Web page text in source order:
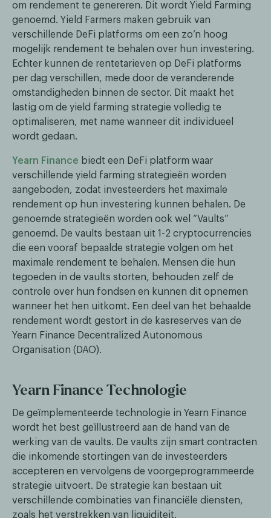
om rendement te genereren. Dit wordt Yield Farming
genoemd. Yield Farmers maken gebruik van
verschillende DeFi platforms om een zo’n hoog
mogelijk rendement te behalen over hun investering.
Echter kunnen de rentetarieven op DeFi platforms
per dag verschillen, mede door de veranderende
omstandigheden binnen de sector. Dit maakt het
lastig om de yield farming strategie volledig te
optimaliseren, met name wanneer dit individueel
wordt gedaan.
Yearn Finance biedt een DeFi platform waar
verschillende yield farming strategieën worden
aangeboden, zodat investeerders het maximale
rendement op hun investering kunnen behalen. De
genoemde strategieën worden ook wel “Vaults”
genoemd. De vaults bestaan uit 1-2 cryptocurrencies
die een vooraf bepaalde strategie volgen om het
maximale rendement te behalen. Mensen die hun
tegoeden in de vaults storten, behouden zelf de
controle over hun fondsen en kunnen dit opnemen
wanneer het hen uitkomt. Een deel van het behaalde
rendement wordt gestort in de kasreserves van de
Yearn Finance Decentralized Autonomous
Organisation (DAO).
Yearn Finance Technologie
De geïmplementeerde technologie in Yearn Finance
wordt het best geïllustreerd aan de hand van de
werking van de vaults. De vaults zijn smart contracten
die inkomende stortingen van de investeerders
accepteren en vervolgens de voorgeprogrammeerde
strategie uitvoert. De strategie kan bestaan uit
verschillende combinaties van financiële diensten,
zoals het verstrekken van liquiditeit.